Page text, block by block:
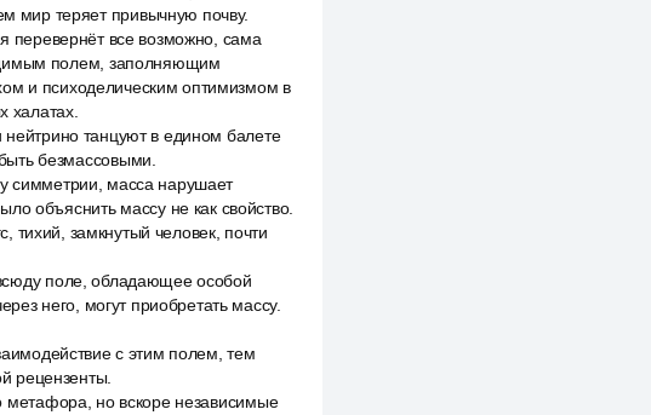
мир теряет привычную почву.
перевернёт все возможно, сама
полем, заполняющим
и психоделическим оптимизмом в
танцуют в едином балете
безмассовыми.
симметрии, масса нарушает
объяснить массу не как свойство.
тихий, замкнутый человек, почти
поле, обладающее особой
него, могут приобретать массу.
с этим полем, тем
рецензенты.
метафора, но вскоре независимые